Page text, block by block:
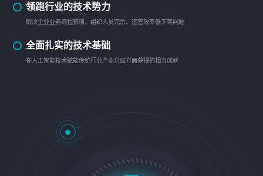
领跑行业的技术势力
解决企业业务流程繁琐、组织人员冗余、运营效率低下等问题
全面扎实的技术基础
在人工智能技术赋能传统行业产业升级方面获得的相当成就